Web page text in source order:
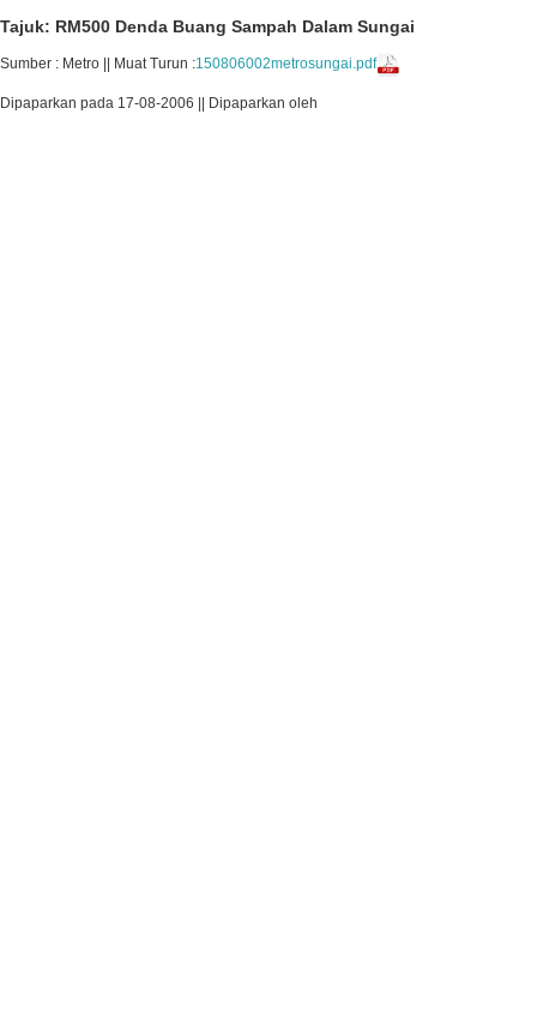
Tajuk: RM500 Denda Buang Sampah Dalam Sungai
Sumber : Metro || Muat Turun :150806002metrosungai.pdf
Dipaparkan pada 17-08-2006 || Dipaparkan oleh